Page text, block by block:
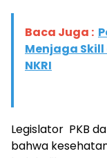
Baca Juga :
Menjaga
NKRI
Legislator PKB
bahwa